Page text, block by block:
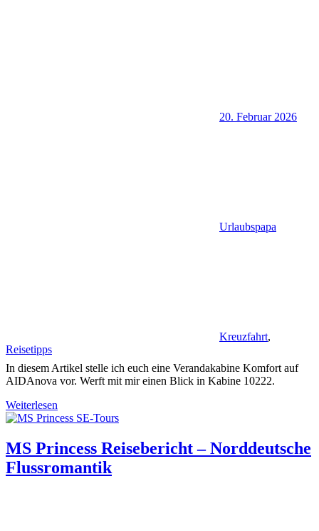
20. Februar 2026
Urlaubspapa
Kreuzfahrt,
Reisetipps
In diesem Artikel stelle ich euch eine Verandakabine Komfort auf
AIDAnova vor. Werft mit mir einen Blick in Kabine 10222.
Weiterlesen
MS Princess Reisebericht – Norddeutsche
Flussromantik